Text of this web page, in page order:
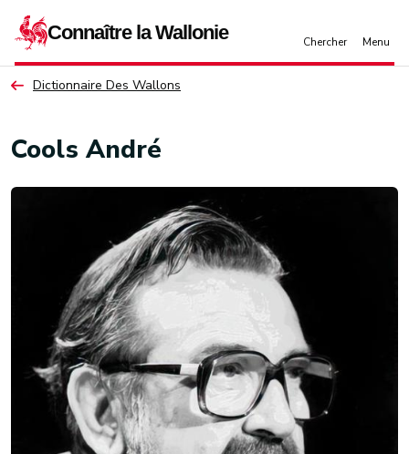
Dictionnaire Des Wallons
Cools André